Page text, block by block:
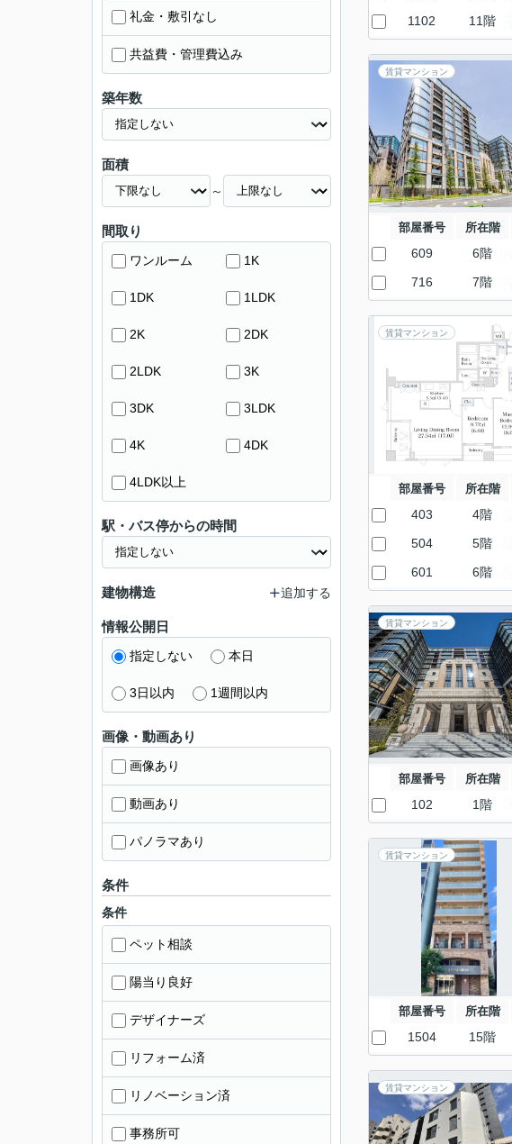
1102 11階
賃貸マンション
部屋番号 所在階
609 6階
716 7階
賃貸マンション
部屋番号 所在階
403 4階
504 5階
601 6階
賃貸マンション
部屋番号 所在階
102 1階
賃貸マンション
部屋番号 所在階
1504 15階
賃貸マンション
礼金・敷引なし
共益費・管理費込み
築年数
面積
～
間取り
ワンルーム 1K
1DK 1LDK
2K 2DK
2LDK 3K
3DK 3LDK
4K 4DK
4LDK以上
駅・バス停からの時間
建物構造 追加する
情報公開日
指定しない 本日
3日以内 1週間以内
画像・動画あり
画像あり
動画あり
パノラマあり
条件
条件
ペット相談
陽当り良好
デザイナーズ
リフォーム済
リノベーション済
事務所可